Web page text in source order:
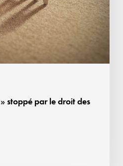
stoppé par le droit des